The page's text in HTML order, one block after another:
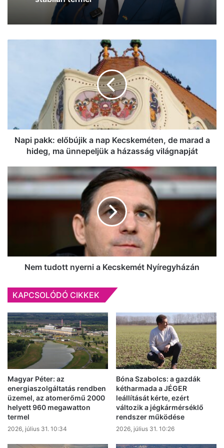
Magyar Péter: Az utolsó paksi turbina
stabilan termel
Híradó újonnan bejelentett
főszerkesztőjének és
műsorvezetőjének megbízatását
Kecskeméten,
a
hideg,
házasság
világnapját
Napi pakk: előbújik a nap Kecskeméten, de marad a
hideg, ma ünnepeljük a házasság világnapját
tudott
nyerni
Nem tudott nyerni a Kecskemét Nyíregyházán
KAPCSOLÓDÓ CIKKEK
Magyar Péter: az
energiaszolgáltatás rendben
üzemel, az atomerőmű 2000
helyett 960 megawatton
termel
2026, július 31. 10:34
Bóna Szabolcs: a gazdák
kétharmada a JÉGER
leállítását kérte, ezért
változik a jégkármérséklő
rendszer működése
2026, július 31. 10:26